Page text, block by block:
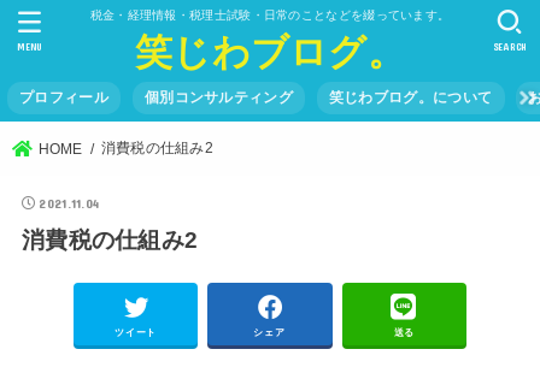
税金・経理情報・税理士試験・日常のことなどを綴っています。
笑じわブログ。
プロフィール 個別コンサルティング 笑じわブログ。について
SEARCH
MENU
HOME 消費税の仕組み2
2021.11.04
消費税の仕組み2
ツイート シェア 送る